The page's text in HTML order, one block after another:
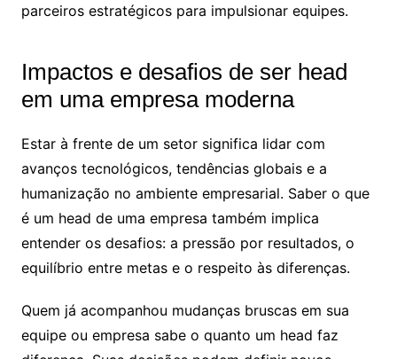
parceiros estratégicos para impulsionar equipes.
Impactos e desafios de ser head
em uma empresa moderna
Estar à frente de um setor significa lidar com
avanços tecnológicos, tendências globais e a
humanização no ambiente empresarial. Saber o que
é um head de uma empresa também implica
entender os desafios: a pressão por resultados, o
equilíbrio entre metas e o respeito às diferenças.
Quem já acompanhou mudanças bruscas em sua
equipe ou empresa sabe o quanto um head faz